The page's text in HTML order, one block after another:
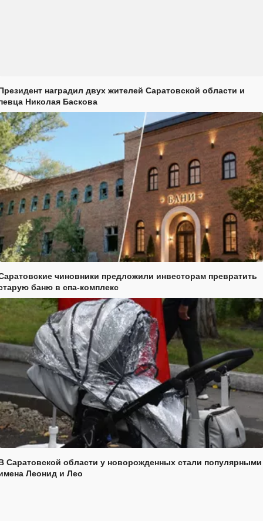
наградил двух жителей Саратовской области и
Николая Баскова
чиновники предложили инвесторам превратить
баню в спа-комплекс
Саратовской области у новорожденных стали популярными
Леонид и Лео